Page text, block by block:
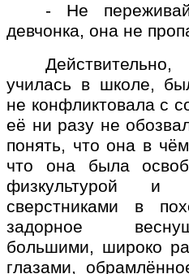
- Не
девчонка, она не
училась в школе,
не конфликтовала с
её ни разу не
понять, что она в
что она была
физкультурой
сверстниками в
задорное
большими, широко
глазами,